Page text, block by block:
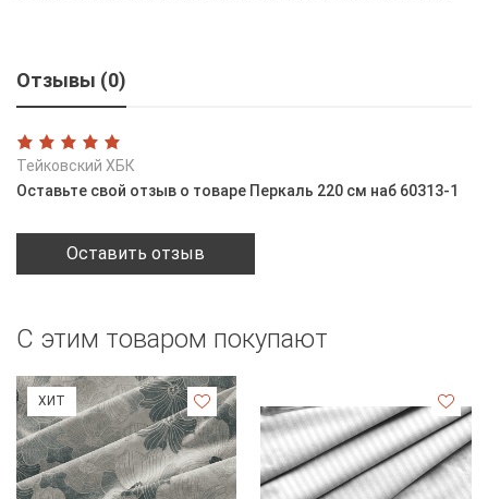
Отзывы (0)
Тейковский ХБК
Оставьте свой отзыв о товаре Перкаль 220 см наб 60313-1
Оставить отзыв
С этим товаром покупают
ХИТ